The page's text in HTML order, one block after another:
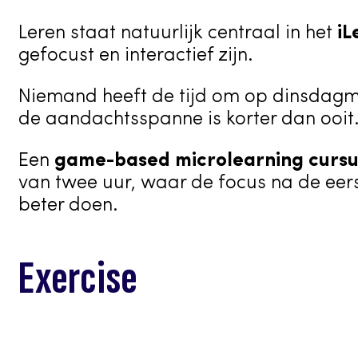
Leren staat natuurlijk centraal in het
gefocust en interactief zijn.
Niemand heeft de tijd om op
de aandachtsspanne is korter dan
Een game-based microlearning
van twee uur, waar de focus na de
beter doen.
Exercise